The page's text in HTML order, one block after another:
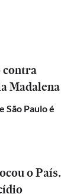
contra
Madalena
São Paulo é
o País.